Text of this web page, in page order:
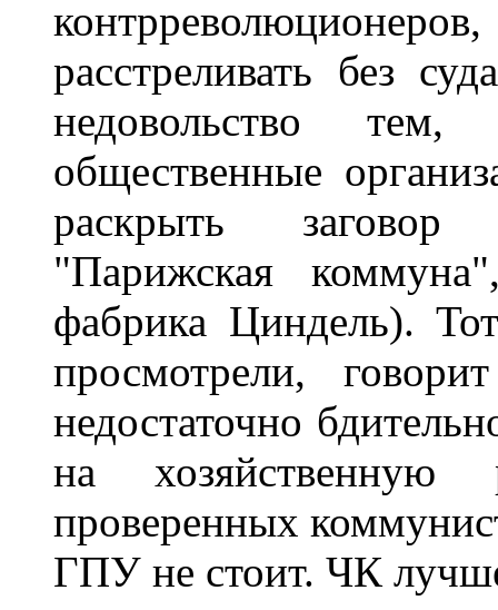
расстреливать без
недовольство
общественные
раскрыть заговор
"Парижская
фабрика Циндель).
просмотрели,
недостаточно
на хозяйственную
проверенных
ГПУ не стоит. ЧК